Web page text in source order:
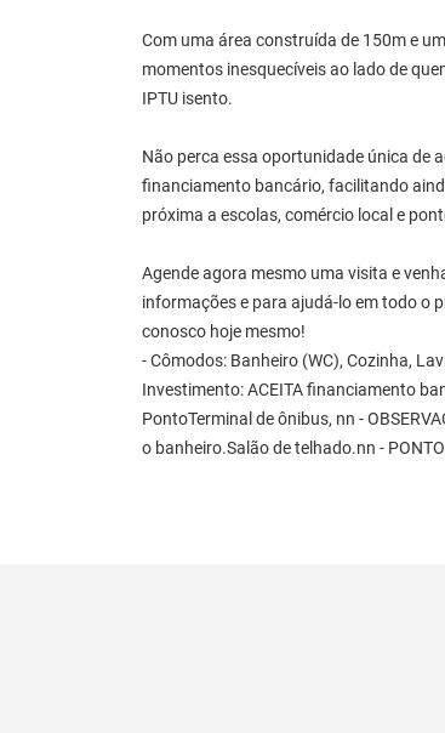
Com uma área construída de 150m e
momentos inesquecíveis ao lado de
IPTU isento.
Não perca essa oportunidade única de
financiamento bancário, facilitando
próxima a escolas, comércio local e
Agende agora mesmo uma visita e
informações e para ajudá-lo em todo o
conosco hoje mesmo!
- Cômodos: Banheiro (WC), Cozinha,
Investimento: ACEITA financiamento
PontoTerminal de ônibus, nn -
o banheiro.Salão de telhado.nn -